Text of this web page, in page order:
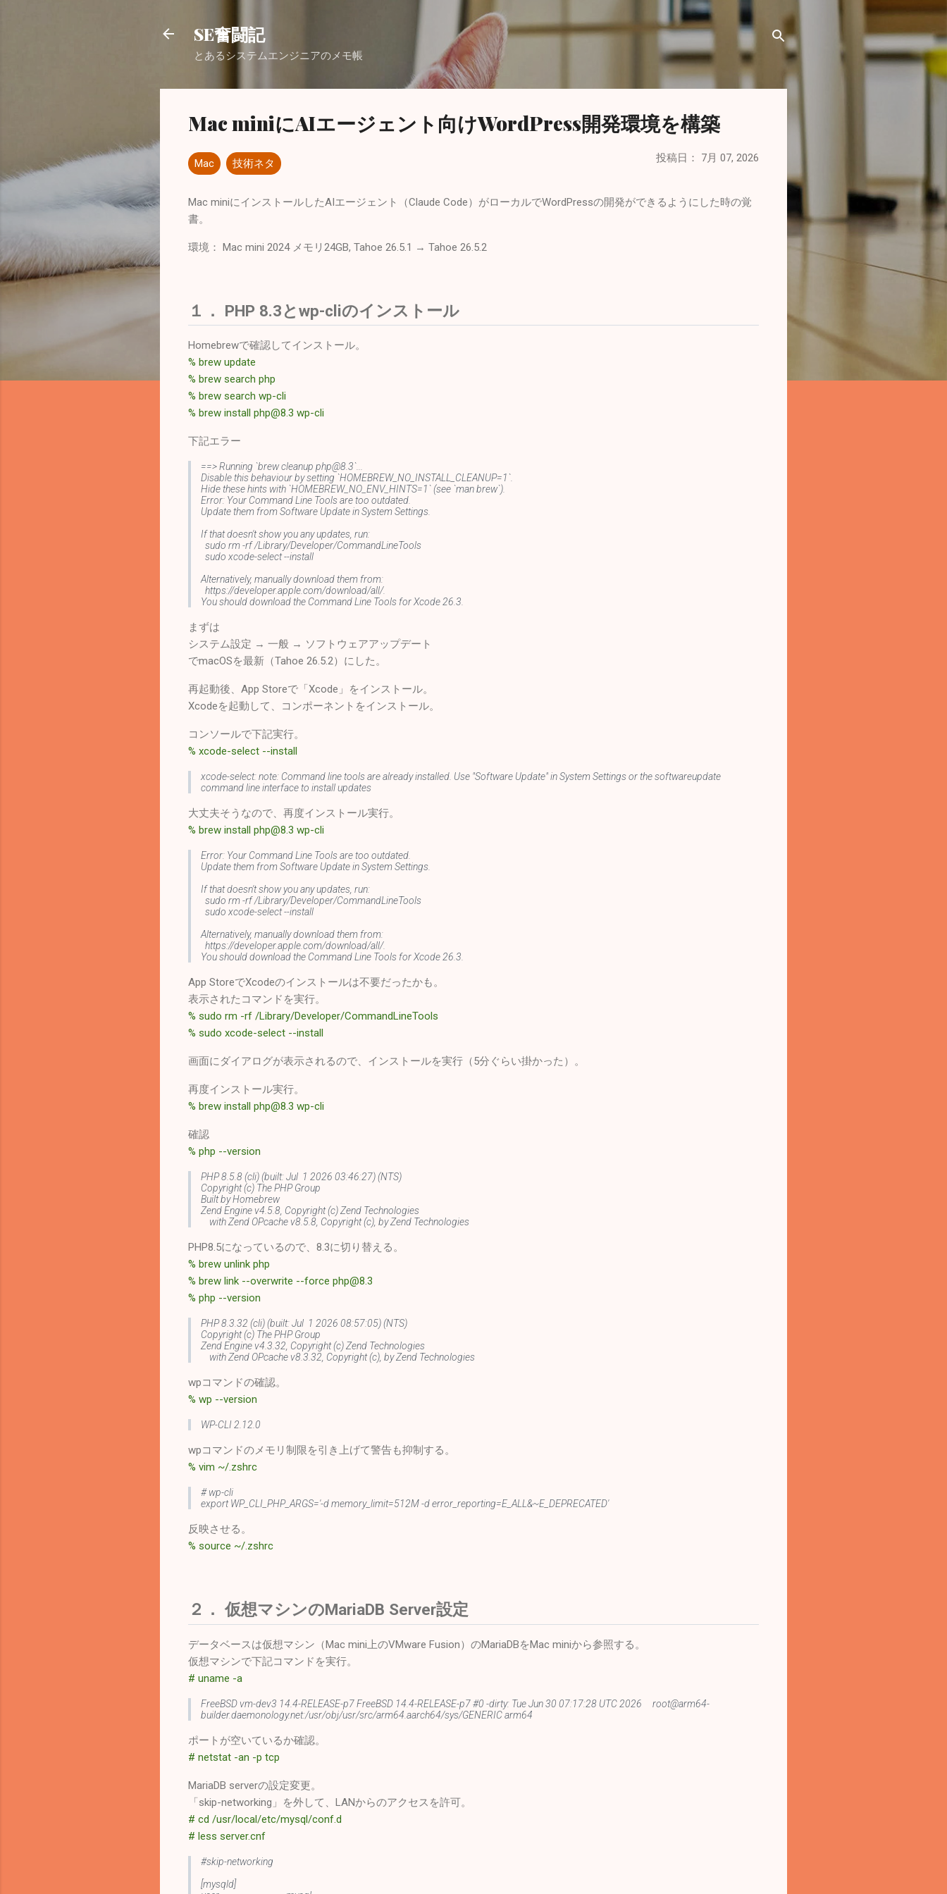
スキップしてメイン コンテンツに移動
SE奮闘記
とあるシステムエンジニアのメモ帳
Mac miniにAIエージェント向けWordPress開発環境を構築
Mac 技術ネタ 投稿日： 7月 07, 2026
Mac miniにインストールしたAIエージェント（Claude Code）がローカルでWordPressの開発ができるようにした時の覚
書。
環境： Mac mini 2024 メモリ24GB, Tahoe 26.5.1 → Tahoe 26.5.2
１． PHP 8.3とwp-cliのインストール
Homebrewで確認してインストール。
% brew update
% brew search php
% brew search wp-cli
% brew install php@8.3 wp-cli
下記エラー
==> Running `brew cleanup php@8.3`...
Disable this behaviour by setting `HOMEBREW_NO_INSTALL_CLEANUP=1`.
Hide these hints with `HOMEBREW_NO_ENV_HINTS=1` (see `man brew`).
Error: Your Command Line Tools are too outdated.
Update them from Software Update in System Settings.
If that doesn't show you any updates, run:
sudo rm -rf /Library/Developer/CommandLineTools
sudo xcode-select --install
Alternatively, manually download them from:
https://developer.apple.com/download/all/.
You should download the Command Line Tools for Xcode 26.3.
まずは
システム設定 → 一般 → ソフトウェアアップデート
でmacOSを最新（Tahoe 26.5.2）にした。
再起動後、App Storeで「Xcode」をインストール。
Xcodeを起動して、コンポーネントをインストール。
コンソールで下記実行。
% xcode-select --install
xcode-select: note: Command line tools are already installed. Use "Software Update" in System Settings or the softwareupdate
command line interface to install updates
大丈夫そうなので、再度インストール実行。
% brew install php@8.3 wp-cli
Error: Your Command Line Tools are too outdated.
Update them from Software Update in System Settings.
If that doesn't show you any updates, run:
sudo rm -rf /Library/Developer/CommandLineTools
sudo xcode-select --install
Alternatively, manually download them from:
https://developer.apple.com/download/all/.
You should download the Command Line Tools for Xcode 26.3.
App StoreでXcodeのインストールは不要だったかも。
表示されたコマンドを実行。
% sudo rm -rf /Library/Developer/CommandLineTools
% sudo xcode-select --install
画面にダイアログが表示されるので、インストールを実行（5分ぐらい掛かった）。
再度インストール実行。
% brew install php@8.3 wp-cli
確認
% php --version
PHP 8.5.8 (cli) (built: Jul 1 2026 03:46:27) (NTS)
Copyright (c) The PHP Group
Built by Homebrew
Zend Engine v4.5.8, Copyright (c) Zend Technologies
with Zend OPcache v8.5.8, Copyright (c), by Zend Technologies
PHP8.5になっているので、8.3に切り替える。
% brew unlink php
% brew link --overwrite --force php@8.3
% php --version
PHP 8.3.32 (cli) (built: Jul 1 2026 08:57:05) (NTS)
Copyright (c) The PHP Group
Zend Engine v4.3.32, Copyright (c) Zend Technologies
with Zend OPcache v8.3.32, Copyright (c), by Zend Technologies
wpコマンドの確認。
% wp --version
WP-CLI 2.12.0
wpコマンドのメモリ制限を引き上げて警告も抑制する。
% vim ~/.zshrc
# wp-cli
export WP_CLI_PHP_ARGS='-d memory_limit=512M -d error_reporting=E_ALL&~E_DEPRECATED'
反映させる。
% source ~/.zshrc
２． 仮想マシンのMariaDB Server設定
データベースは仮想マシン（Mac mini上のVMware Fusion）のMariaDBをMac miniから参照する。
仮想マシンで下記コマンドを実行。
# uname -a
FreeBSD vm-dev3 14.4-RELEASE-p7 FreeBSD 14.4-RELEASE-p7 #0 -dirty: Tue Jun 30 07:17:28 UTC 2026 root@arm64-
builder.daemonology.net:/usr/obj/usr/src/arm64.aarch64/sys/GENERIC arm64
ポートが空いているか確認。
# netstat -an -p tcp
MariaDB serverの設定変更。
「skip-networking」を外して、LANからのアクセスを許可。
# cd /usr/local/etc/mysql/conf.d
# less server.cnf
#skip-networking
[mysqld]